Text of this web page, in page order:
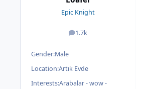
Epic Knight
1.7k
posts
Gender:Male
Location:Artık Evde
Interests:Arabalar - wow -